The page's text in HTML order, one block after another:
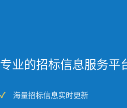
专业的招标信息服务平
海量招标信息实时更新